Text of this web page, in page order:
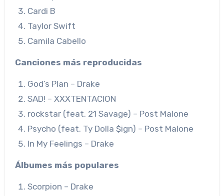
Cardi B
Taylor Swift
Camila Cabello
Canciones más reproducidas
God’s Plan – Drake
SAD! – XXXTENTACION
rockstar (feat. 21 Savage) – Post Malone
Psycho (feat. Ty Dolla $ign) – Post Malone
In My Feelings – Drake
Álbumes más populares
Scorpion – Drake